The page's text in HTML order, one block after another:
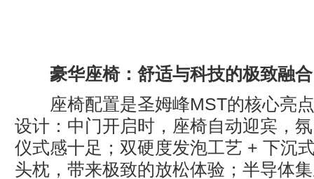
豪华座椅：舒适与科技的极致融合
座椅配置是圣姆峰MST的核心亮点
设计：中门开启时，座椅自动迎宾，
仪式感十足；双硬度发泡工艺 + 下沉
头枕，带来极致的放松体验；半导体